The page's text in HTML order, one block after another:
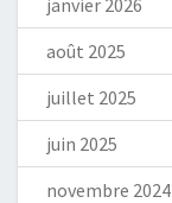
août 2025
juillet 2025
juin 2025
novembre 2024